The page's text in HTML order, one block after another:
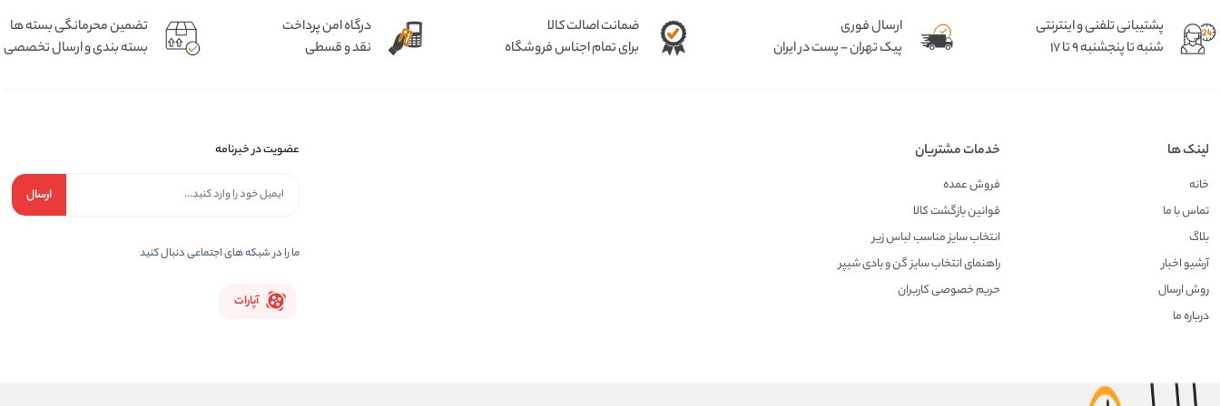
پشتیبانی تلفنی و اینترنتی
شنبه تا پنجشنبه 9 تا 17
ارسال فوری
پیک تهران - پست در ایران
ضمانت اصالت کالا
برای تمام اجناس فروشگاه
درگاه امن پرداخت
نقد و قسطی
تضمین محرمانگی بسته ها
بسته بندی و ارسال تخصصی
لینک ها
خانه
تماس با ما
بلاگ
آرشیو اخبار
روش ارسال
درباره ما
خدمات مشتریان
فروش عمده
قوانین بازگشت کالا
انتخاب سایز مناسب لباس زیر
راهنمای انتخاب سایز گن و بادی شیپر
حریم خصوصی کاربران
عضویت در خبرنامه
ارسال
ما را در شبکه های اجتماعی دنبال کنید
آپارات